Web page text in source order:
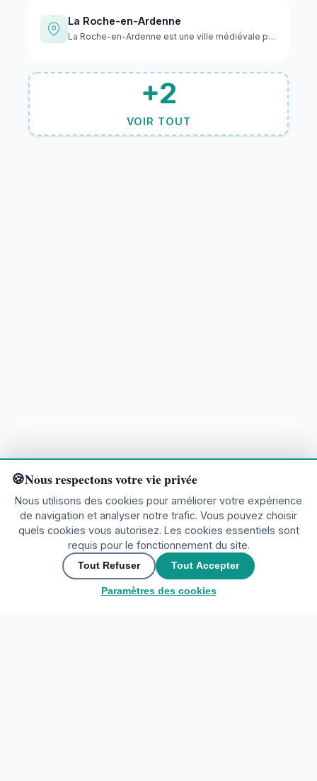
Rejoignez la communauté
La Roche-en-Ardenne
La Roche-en-Ardenne est une ville médiévale pittoresque nich…
+2
VOIR TOUT
Prêt à explorer ?
Nous respectons votre vie privée
Nous utilisons des cookies pour améliorer votre expérience
de navigation et analyser notre trafic. Vous pouvez choisir
quels cookies vous autorisez. Les cookies essentiels sont
requis pour le fonctionnement du site.
Tout Refuser Tout Accepter
Paramètres des cookies